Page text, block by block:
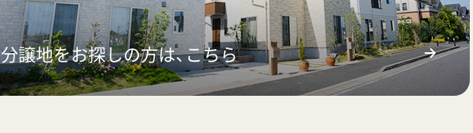
分譲地をお探しの方は、こちら